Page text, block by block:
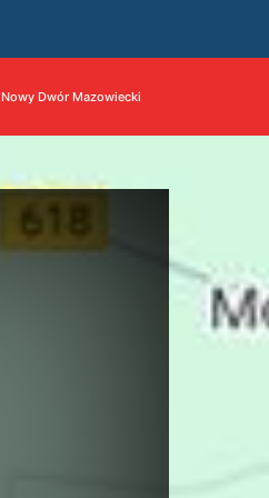
Nowy Dwór Mazowiecki